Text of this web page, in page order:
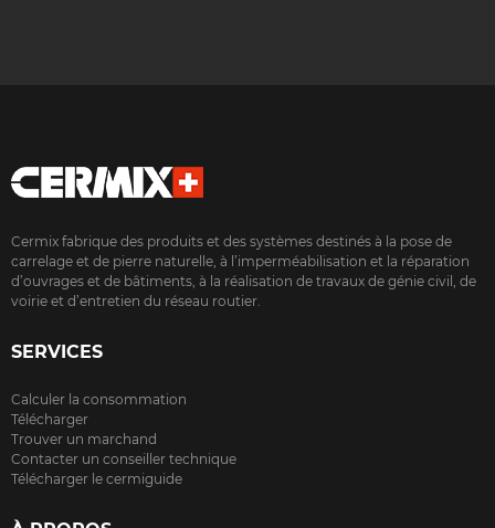
Cermix fabrique des produits et des systèmes destinés à la pose de
carrelage et de pierre naturelle, à l’imperméabilisation et la réparation
d’ouvrages et de bâtiments, à la réalisation de travaux de génie civil, de
voirie et d’entretien du réseau routier.
SERVICES
Calculer la consommation
Télécharger
Trouver un marchand
Contacter un conseiller technique
Télécharger le cermiguide